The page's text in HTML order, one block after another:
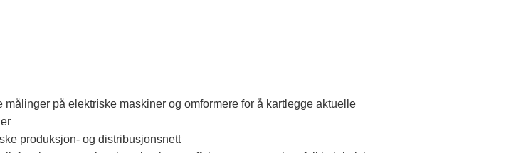
på elektriske maskiner og omformere for å kartlegge aktuelle
produksjon- og distribusjonsnett